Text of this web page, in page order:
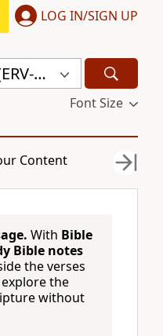
LOG IN/SIGN UP
Odia Holy Bible: Easy-to-Read Version (ERV-OR)
Font Size
Content
With Bible
Bible notes
the verses
the
without